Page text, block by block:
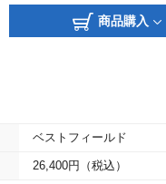
商品購入
ベストフィールド
26,400円（税込）